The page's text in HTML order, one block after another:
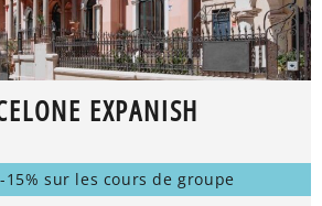
EXPANISH
sur les cours de groupe